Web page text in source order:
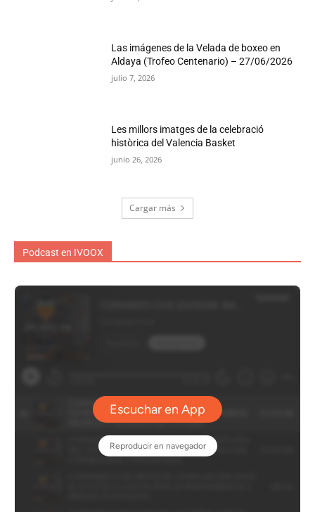
Las imágenes de la Velada de boxeo en
Aldaya (Trofeo Centenario) – 27/06/2026
julio 7, 2026
Les millors imatges de la celebració
històrica del Valencia Basket
junio 26, 2026
Cargar más
Podcast en IVOOX